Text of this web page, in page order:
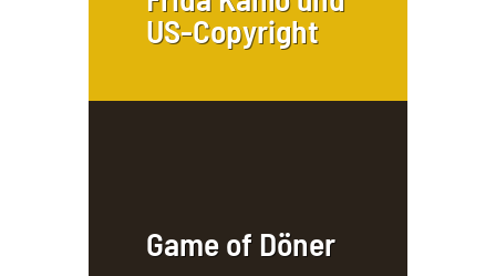
US-Copyright
Game of Döner